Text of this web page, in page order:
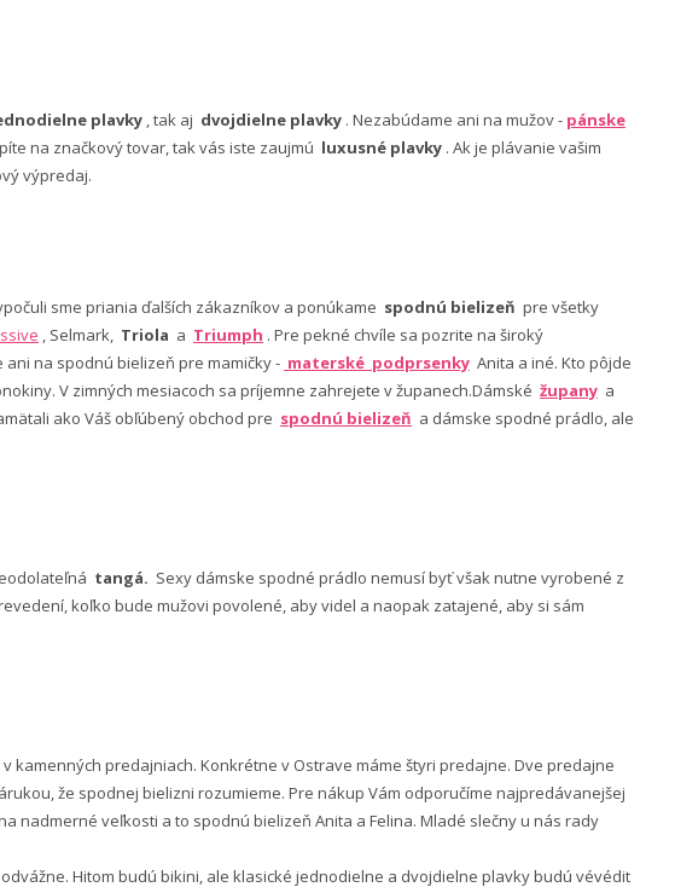
plavky , tak aj dvojdielne plavky . Nezabúdame ani na mužov - pánske
na značkový tovar, tak vás iste zaujmú luxusné plavky . Ak je plávanie vašim
výpredaj.
sme priania ďalších zákazníkov a ponúkame spodnú bielizeň pre všetky
, Selmark, Triola a Triumph . Pre pekné chvíle sa pozrite na široký
ani na spodnú bielizeň pre mamičky - materské podprsenky Anita a iné. Kto pôjde
V zimných mesiacoch sa príjemne zahrejete v županech.Dámské župany a
ako Váš obľúbený obchod pre spodnú bielizeň a dámske spodné prádlo, ale
tangá. Sexy dámske spodné prádlo nemusí byť však nutne vyrobené z
koľko bude mužovi povolené, aby videl a naopak zatajené, aby si sám
v kamenných predajniach. Konkrétne v Ostrave máme štyri predajne. Dve predajne
že spodnej bielizni rozumieme. Pre nákup Vám odporučíme najpredávanejšej
nadmerné veľkosti a to spodnú bielizeň Anita a Felina. Mladé slečny u nás rady
Hitom budú bikini, ale klasické jednodielne a dvojdielne plavky budú vévédit